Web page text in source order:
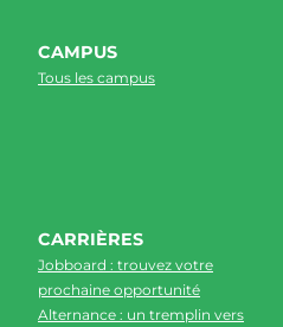
CAMPUS
Tous les campus
CARRIÈRES
Jobboard : trouvez votre
prochaine opportunité
Alternance : un tremplin vers